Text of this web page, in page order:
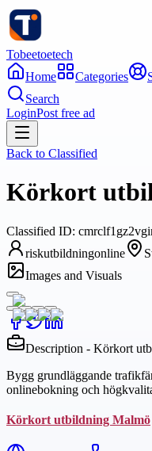
Tobeetoetech
Home
Categories
Search
LoginPost free ad
Back to Classified
Körkort
Classified ID:
riskutbildningonline
Images and Visuals
Description - Körkort
Bygg grundläggande
onlinebokning och
Körkort utbildning Malmö